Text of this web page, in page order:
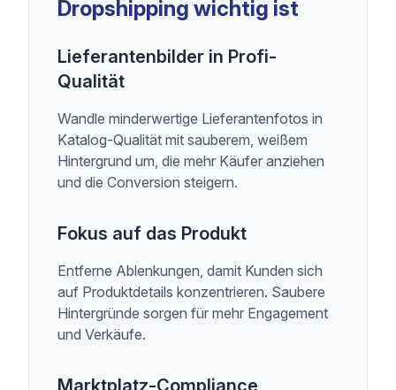
Dropshipping wichtig ist
Lieferantenbilder in Profi-
Qualität
Wandle minderwertige Lieferantenfotos in
Katalog-Qualität mit sauberem, weißem
Hintergrund um, die mehr Käufer anziehen
und die Conversion steigern.
Fokus auf das Produkt
Entferne Ablenkungen, damit Kunden sich
auf Produktdetails konzentrieren. Saubere
Hintergründe sorgen für mehr Engagement
und Verkäufe.
Marktplatz-Compliance